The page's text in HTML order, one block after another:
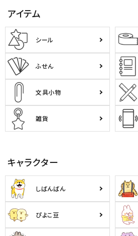
アイテム
シール
ふせん
文具小物
雑貨
キャラクター
しばんばん
ぴよこ豆